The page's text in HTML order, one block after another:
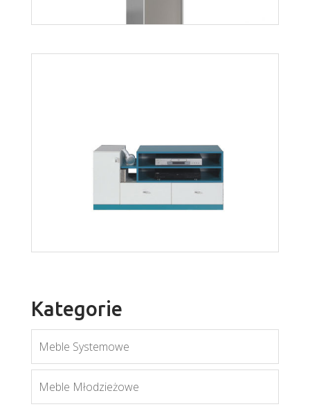
Mati R2S
Więcej
Kategorie
Meble Systemowe
Meble Młodzieżowe